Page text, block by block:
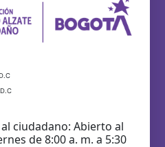
ciudadano: Abierto al
de 8:00 a. m. a 5:30